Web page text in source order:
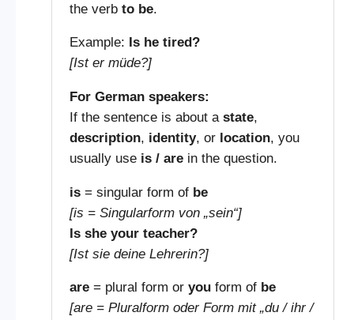
the verb to be.
Example: Is he tired?
[Ist er müde?]
For German speakers:
If the sentence is about a state,
description, identity, or location, you
usually use is / arein the question.
is= singular form of be
[is = Singularform von „sein“]
Is she your teacher?
[Ist sie deine Lehrerin?]
are= plural form or youform of be
[are = Pluralform oder Form mit „du / ihr /